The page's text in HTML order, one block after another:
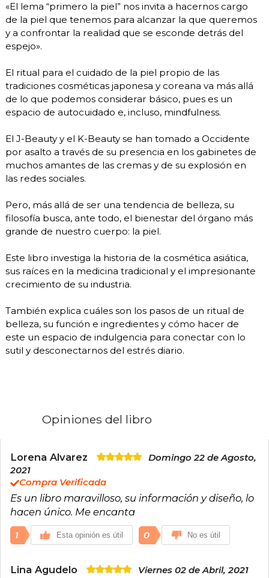
«El lema “primero la piel” nos invita a hacernos cargo
de la piel que tenemos para alcanzar la que queremos
y a confrontar la realidad que se esconde detrás del
espejo».
El ritual para el cuidado de la piel propio de las
tradiciones cosméticas japonesa y coreana va más allá
de lo que podemos considerar básico, pues es un
espacio de autocuidado e, incluso, mindfulness.
El J-Beauty y el K-Beauty se han tomado a Occidente
por asalto a través de su presencia en los gabinetes de
muchos amantes de las cremas y de su explosión en
las redes sociales.
Pero, más allá de ser una tendencia de belleza, su
filosofía busca, ante todo, el bienestar del órgano más
grande de nuestro cuerpo: la piel.
Este libro investiga la historia de la cosmética asiática,
sus raíces en la medicina tradicional y el impresionante
crecimiento de su industria.
También explica cuáles son los pasos de un ritual de
belleza, su función e ingredientes y cómo hacer de
este un espacio de indulgencia para conectar con lo
sutil y desconectarnos del estrés diario.
Opiniones del libro
Lorena Alvarez
Domingo 22 de Agosto,
2021
Compra Verificada
Es un libro maravilloso, su información y diseño, lo
hacen único. Me encanta
1 Esta opinión es útil 0 No es útil
Lina Agudelo
Viernes 02 de Abril, 2021